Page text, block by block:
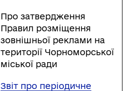
Про затвердження
Правил розміщення
зовнішньої реклами на
території Чорноморської
міської ради
Звіт про періодичне